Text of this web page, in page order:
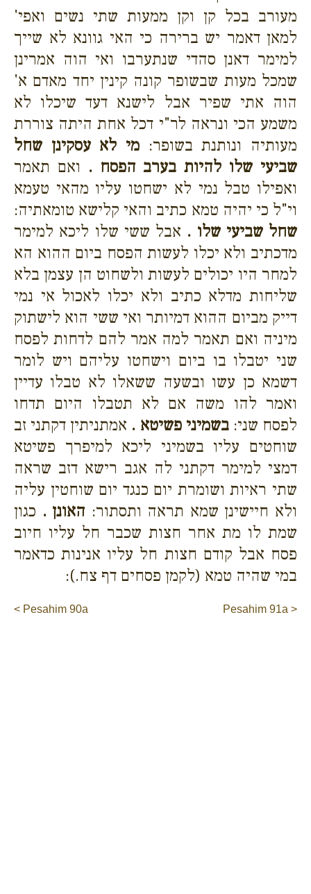
מעורב בכל קן וקן ממעות שתי נשים ואפי'
למאן דאמר יש ברירה כי האי גוונא לא שייך
למימר דאנן סהדי שנתערבו ואי הוה אמרינן
שמכל מעות שבשופר קונה קינין יחד מאדם א'
הוה אתי שפיר אבל לישנא דעד שיכלו לא
משמע הכי ונראה לר"י דכל אחת היתה צוררת
מעותיה ונותנת בשופר: מי לא עסקינן שחל
שביעי שלו להיות בערב הפסח . ואם תאמר
ואפילו טבל נמי לא ישחטו עליו מהאי טעמא
וי"ל כי יהיה טמא כתיב והאי קלישא טומאתיה:
שחל שביעי שלו . אבל ששי שלו ליכא למימר
מדכתיב ולא יכלו לעשות הפסח ביום ההוא הא
למחר היו יכולים לעשות ולשחוט הן עצמן בלא
שליחות מדלא כתיב ולא יכלו לאכול אי נמי
דייק מביום ההוא דמיותר ואי ששי הוא לישתוק
מיניה ואם תאמר למה אמר להם לדחות לפסח
שני יטבלו בו ביום וישחטו עליהם ויש לומר
דשמא כן עשו ובשעה ששאלו לא טבלו עדיין
ואמר להו משה אם לא תטבלו היום תדחו
לפסח שני:בשמיני פשיטא . אמתניתין דקתני זב
שוחטים עליו בשמיני ליכא למיפרך פשיטא
דמצי למימר דקתני לה אגב רישא דזב שראה
שתי ראיות ושומרת יום כנגד יום שוחטין עליה
ולא חיישינן שמא תראה ותסתור: האונן . כגון
שמת לו מת אחר חצות שכבר חל עליו חיוב
פסח אבל קודם חצות חל עליו אנינות כדאמר
במי שהיה טמא (לקמן פסחים דף צח.):
< Pesahim 90a Pesahim 91a >